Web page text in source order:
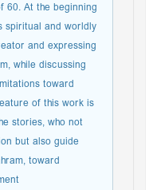
60. At the beginning
spiritual and worldly
and expressing
while discussing
toward
of this work is
stories, who not
but also guide
toward